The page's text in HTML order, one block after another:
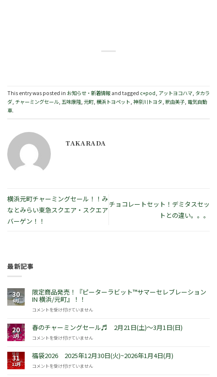
This entry was posted in お知らせ・新着情報 and tagged c+pod, アットヨコハマ, タカラ
ダ, チャーミングセール, 五味康隆, 元町, 横浜トヨペット, 神奈川トヨタ, 釈由美子, 電気自動
車.
TAKARADA
横浜元町チャーミングセール！！み
なとみらい東急スクエア・スクエア
バーゲン！！
チョコレートセット！デミタスセッ
トとの違い。。。
最新記事
30
6月
限定商品発売！『ピーターラビット™サマーセレブレーション
IN 横浜/元町』！！
限
商
品
発
『ピ
ー
コメントを受け付けていません
20
2月
春のチャーミングセール♬ 2月21日(土)～3月1日(日)
春
チ
ャ
ー
コメントを受け付けていません
31
12月
福袋2026 2025年12月30日(火)~2026年1月4日(月)
福
コメントを受け付けていません